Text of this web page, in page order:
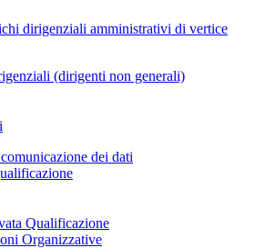
dirigenziali amministrativi di vertice
(dirigenti non generali)
dei dati
Qualificazione
Organizzative